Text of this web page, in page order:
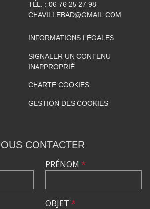
TÉL. : 06 76 25 27 98
CHAVILLEBAD@GMAIL.COM
INFORMATIONS LÉGALES
SIGNALER UN CONTENU
INAPPROPRIÉ
CHARTE COOKIES
GESTION DES COOKIES
CONTACTER
PRÉNOM *
OBJET *